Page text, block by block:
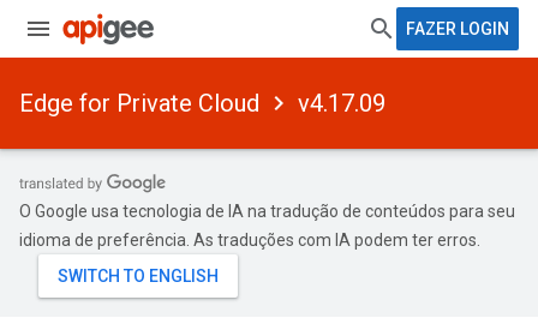
FAZER LOGIN
Edge for Private Cloud v4.17.09
O Google usa tecnologia de IA na tradução de conteúdos para seu
idioma de preferência. As traduções com IA podem ter erros.